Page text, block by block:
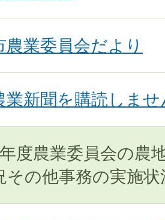
農業委員会だより
業新聞を購読しませ
度農業委員会の農
その他事務の実施